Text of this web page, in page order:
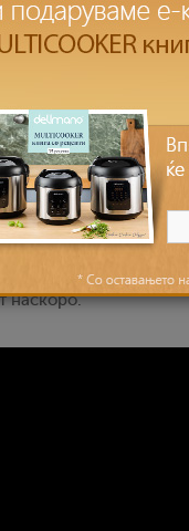
палачинки. Ги
наскоро.